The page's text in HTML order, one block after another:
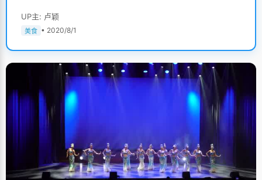
UP主: 卢颖
美食 • 2020/8/1